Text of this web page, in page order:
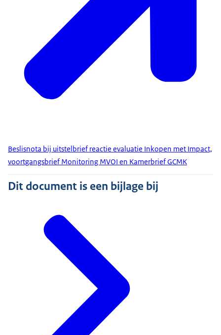
Beslisnota bij uitstelbrief reactie evaluatie Inkopen met Impact,
voortgangsbrief Monitoring MVOI en Kamerbrief GCMK
Dit document is een bijlage bij